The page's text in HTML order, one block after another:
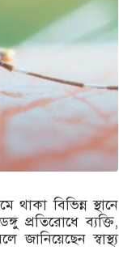
থাকা বিভিন্ন স্থানে
প্রতিরোধে ব্যক্তি,
স্বাস্থ্য